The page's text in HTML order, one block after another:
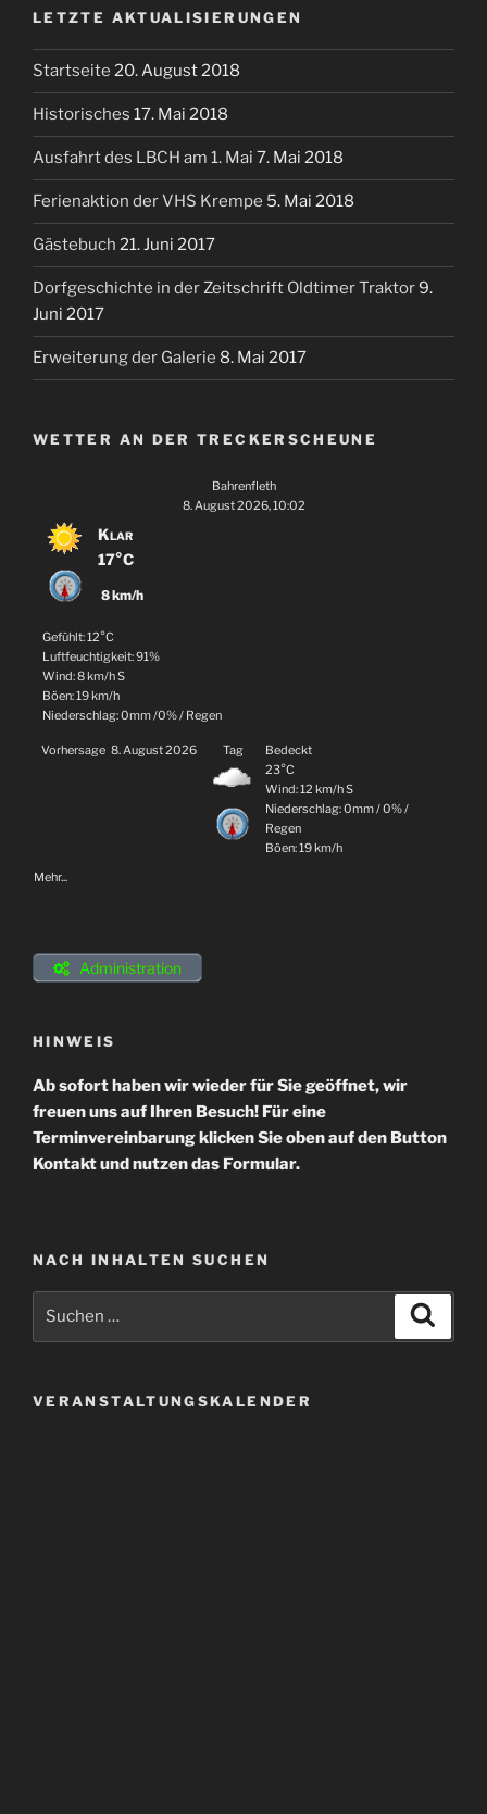
LETZTE AKTUALISIERUNGEN
Startseite 20. August 2018
Historisches 17. Mai 2018
Ausfahrt des LBCH am 1. Mai 7. Mai 2018
Ferienaktion der VHS Krempe 5. Mai 2018
Gästebuch 21. Juni 2017
Dorfgeschichte in der Zeitschrift Oldtimer Traktor9.
Juni 2017
Erweiterung der Galerie 8. Mai 2017
WETTER AN DER TRECKERSCHEUNE
Bahrenfleth
8. August 2026, 10:02
Klar
17°C
8 km/h
Gefühlt: 12°C
Luftfeuchtigkeit: 91%
Wind: 8 km/h S
Böen: 19 km/h
Niederschlag:0mm/0%/ Regen
Vorhersage 8. August 2026 Tag
Bedeckt
23°C
Wind: 12 km/h S
Niederschlag:0mm/0%/
Regen
Böen: 19 km/h
Mehr...
Administration
HINWEIS
Ab sofort haben wir wieder für Sie geöffnet, wir
freuen uns auf Ihren Besuch! Für eine
Terminvereinbarung klicken Sie oben auf den Button
Kontakt und nutzen das Formular.
NACH INHALTEN SUCHEN
VERANSTALTUNGSKALENDER